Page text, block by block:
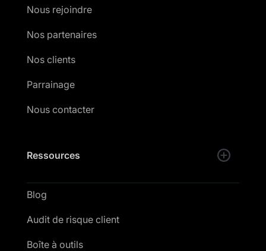
Nous rejoindre
Nos partenaires
Nos clients
Parrainage
Nous contacter
Ressources
Blog
Audit de risque client
Boîte à outils